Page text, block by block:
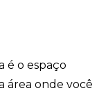
é o espaço
área onde você